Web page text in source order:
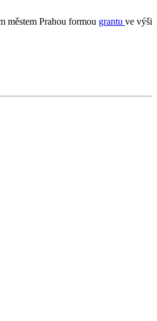
městem Prahou formou grantu ve výši